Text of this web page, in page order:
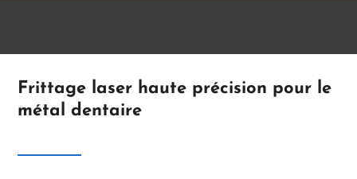
Frittage laser haute précision pour le
métal dentaire